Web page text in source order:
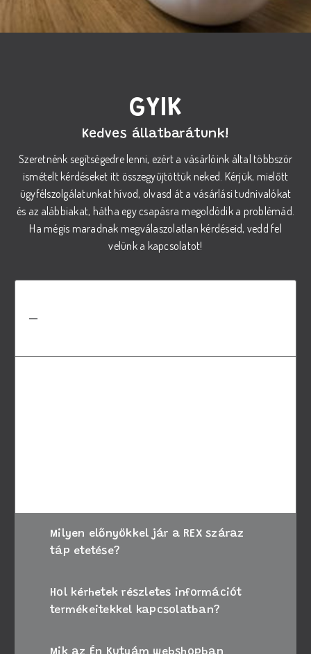
GYIK
Kedves állatbarátunk!
Szeretnénk segítségedre lenni, ezért a vásárlóink által többször
ismételt kérdéseket itt összegyűjtöttük neked. Kérjük, mielőtt
ügyfélszolgálatunkat hívod, olvasd át a vásárlási tudnivalókat
és az alábbiakat, hátha egy csapásra megoldódik a problémád.
Ha mégis maradnak megválaszolatlan kérdéseid, vedd fel
velünk a kapcsolatot!
Milyen előnyökkel jár a REX száraz
táp etetése?
Hol kérhetek részletes információt
termékeitekkel kapcsolatban?